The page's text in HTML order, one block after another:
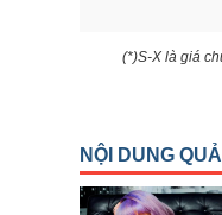
(*)S-X là giá